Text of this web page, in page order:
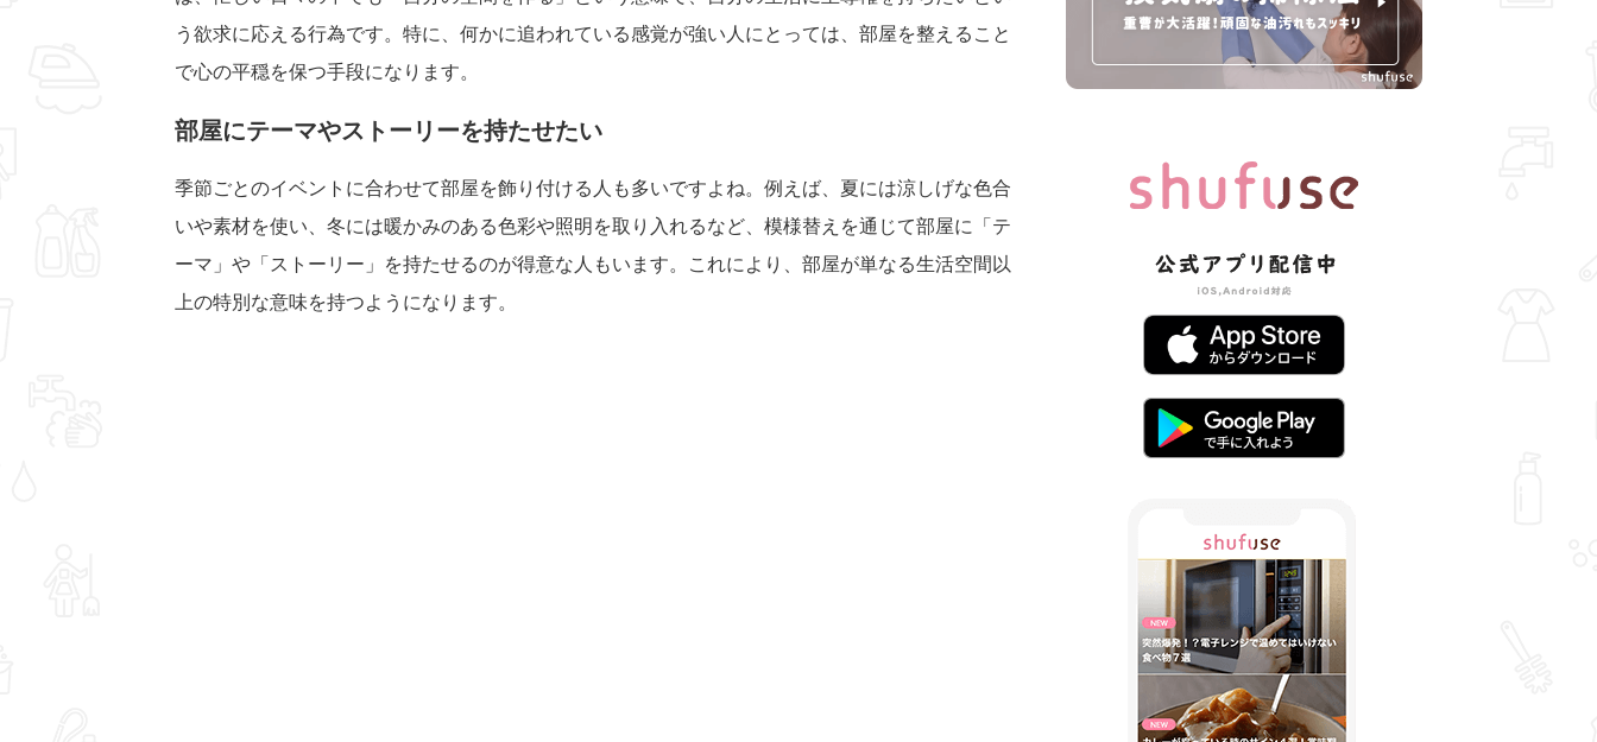
う欲求に応える行為です。特に、何かに追われている感覚が強い人にとっては、部屋を整えること
で心の平穏を保つ手段になります。
部屋にテーマやストーリーを持たせたい
季節ごとのイベントに合わせて部屋を飾り付ける人も多いですよね。例えば、夏には涼しげな色合
いや素材を使い、冬には暖かみのある色彩や照明を取り入れるなど、模様替えを通じて部屋に「テ
ーマ」や「ストーリー」を持たせるのが得意な人もいます。これにより、部屋が単なる生活空間以
上の特別な意味を持つようになります。